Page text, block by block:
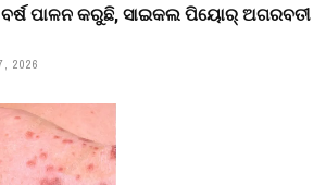
ପାଳନ କରୁଛି, ସାଇକଲ ପିୟୋର୍‌ ଅଗରବତୀ
2026